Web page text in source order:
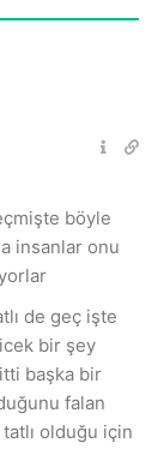
böyle
insanlar onu
de geç işte
bir şey
başka bir
falan
olduğu için